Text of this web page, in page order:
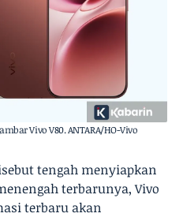
Vivo V80. ANTARA/HO-Vivo
tengah menyiapkan
terbarunya, Vivo
terbaru akan